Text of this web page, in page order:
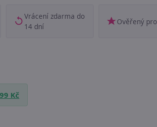
Vrácení zdarma do
14 dní
Ověřený
Kč